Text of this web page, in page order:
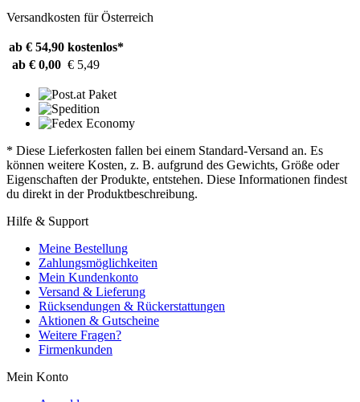
Versandkosten für Österreich
ab € 54,90 kostenlos*
ab € 0,00 € 5,49
* Diese Lieferkosten fallen bei einem Standard-Versand an. Es
können weitere Kosten, z. B. aufgrund des Gewichts, Größe oder
Eigenschaften der Produkte, entstehen. Diese Informationen findest
du direkt in der Produktbeschreibung.
Hilfe & Support
Meine Bestellung
Zahlungsmöglichkeiten
Mein Kundenkonto
Versand & Lieferung
Rücksendungen & Rückerstattungen
Aktionen & Gutscheine
Weitere Fragen?
Firmenkunden
Mein Konto